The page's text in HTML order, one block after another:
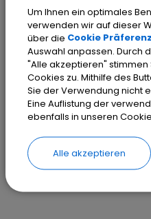
Tropfende
Wenn pro Minute
bedeutet das ca.
tropfende
möglich reparieren.
Um Ihnen ein optimales
verwenden wir auf dieser
über die Cookie
Auswahl anpassen. Durch
"Alle akzeptieren"
Cookies zu. Mithilfe des
Sie der Verwendung nicht
Eine Auflistung der
ebenfalls in unseren
Alle akzeptieren